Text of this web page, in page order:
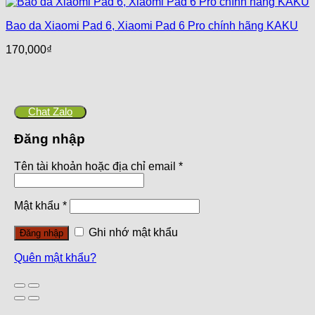
Bao da Xiaomi Pad 6, Xiaomi Pad 6 Pro chính hãng KAKU
170,000₫
Chat Zalo
Đăng nhập
Tên tài khoản hoặc địa chỉ email *
Mật khẩu *
Đăng nhập Ghi nhớ mật khẩu
Quên mật khẩu?